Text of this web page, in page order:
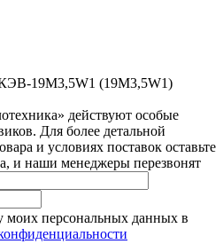
КЭВ-19М3,5W1 (19М3,5W1)
действуют особые
Для более детальной
и условиях поставок оставьте
и наши менеджеры перезвонят
моих персональных данных в